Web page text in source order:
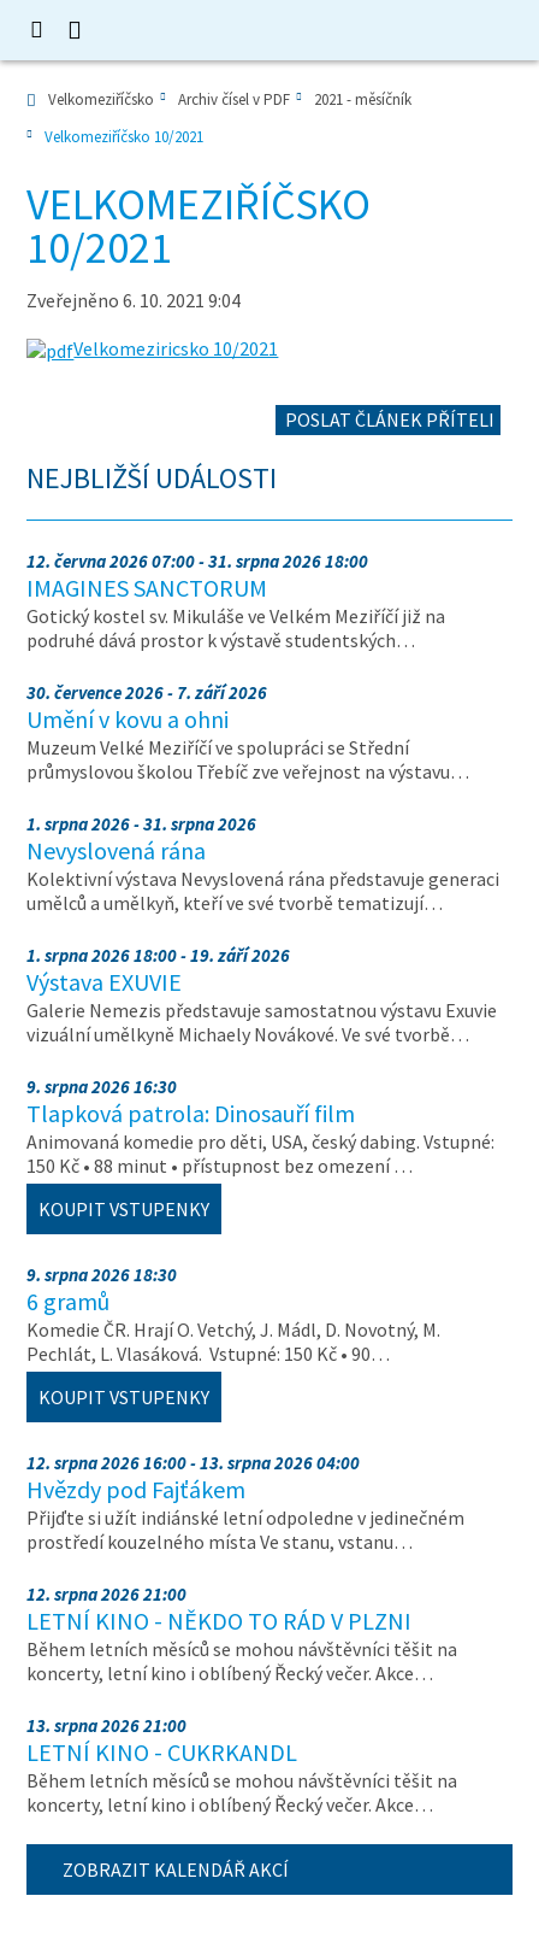
Velkomeziříčsko Archiv čísel v PDF
2021 - měsíčník
Velkomeziříčsko 10/2021
VELKOMEZIŘÍČSKO
10/2021
Zveřejněno 6. 10. 2021 9:04
Velkomeziricsko 10/2021
POSLAT ČLÁNEK PŘÍTELI
NEJBLIŽŠÍ UDÁLOSTI
12. června 2026 07:00 - 31. srpna 2026 18:00
IMAGINES SANCTORUM
Gotický kostel sv. Mikuláše ve Velkém Meziříčí již na
podruhé dává prostor k výstavě studentských…
30. července 2026 - 7. září 2026
Umění v kovu a ohni
Muzeum Velké Meziříčí ve spolupráci se Střední
průmyslovou školou Třebíč zve veřejnost na výstavu…
1. srpna 2026 - 31. srpna 2026
Nevyslovená rána
Kolektivní výstava Nevyslovená rána představuje generaci
umělců a umělkyň, kteří ve své tvorbě tematizují…
1. srpna 2026 18:00 - 19. září 2026
Výstava EXUVIE
Galerie Nemezis představuje samostatnou výstavu Exuvie
vizuální umělkyně Michaely Novákové. Ve své tvorbě…
9. srpna 2026 16:30
Tlapková patrola: Dinosauří film
Animovaná komedie pro děti, USA, český dabing. Vstupné:
150 Kč • 88 minut • přístupnost bez omezení …
KOUPIT VSTUPENKY
9. srpna 2026 18:30
6 gramů
Komedie ČR. Hrají O. Vetchý, J. Mádl, D. Novotný, M.
Pechlát, L. Vlasáková. Vstupné: 150 Kč • 90…
KOUPIT VSTUPENKY
12. srpna 2026 16:00 - 13. srpna 2026 04:00
Hvězdy pod Fajťákem
Přijďte si užít indiánské letní odpoledne v jedinečném
prostředí kouzelného místa Ve stanu, vstanu…
12. srpna 2026 21:00
LETNÍ KINO - NĚKDO TO RÁD V PLZNI
Během letních měsíců se mohou návštěvníci těšit na
koncerty, letní kino i oblíbený Řecký večer. Akce…
13. srpna 2026 21:00
LETNÍ KINO - CUKRKANDL
Během letních měsíců se mohou návštěvníci těšit na
koncerty, letní kino i oblíbený Řecký večer. Akce…
ZOBRAZIT KALENDÁŘ AKCÍ